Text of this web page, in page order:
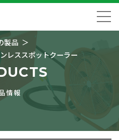
製品
レススポットクーラー
情報